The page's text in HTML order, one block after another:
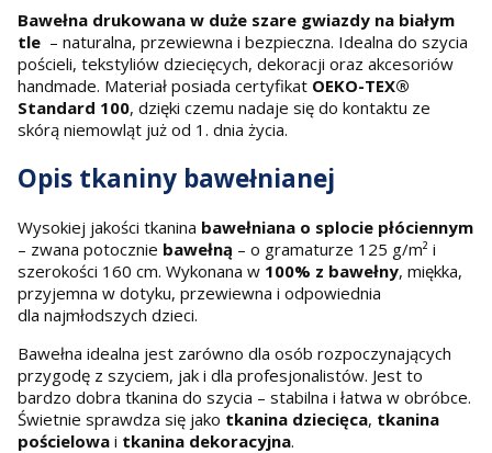
Bawełna drukowana w duże szare gwiazdy na białym
tle – naturalna, przewiewna i bezpieczna. Idealna do szycia
pościeli, tekstyliów dziecięcych, dekoracji oraz akcesoriów
handmade. Materiał posiada certyfikat OEKO-TEX®
Standard 100, dzięki czemu nadaje się do kontaktu ze
skórą niemowląt już od 1. dnia życia.
Opis tkaniny bawełnianej
Wysokiej jakości tkanina bawełniana o splocie płóciennym
– zwana potocznie bawełną – o gramaturze 125 g/m² i
szerokości 160 cm. Wykonana w 100% z bawełny, miękka,
przyjemna w dotyku, przewiewna i odpowiednia
dla najmłodszych dzieci.
Bawełna idealna jest zarówno dla osób rozpoczynających
przygodę z szyciem, jak i dla profesjonalistów. Jest to
bardzo dobra tkanina do szycia – stabilna i łatwa w obróbce.
Świetnie sprawdza się jako tkanina dziecięca, tkanina
pościelowa i tkanina dekoracyjna.